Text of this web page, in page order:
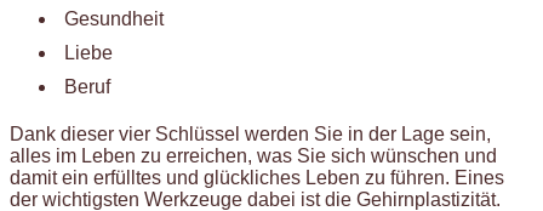
Gesundheit
Liebe
Beruf
Dank dieser vier Schlüssel werden Sie in der Lage sein,
alles im Leben zu erreichen, was Sie sich wünschen und
damit ein erfülltes und glückliches Leben zu führen. Eines
der wichtigsten Werkzeuge dabei ist die Gehirnplastizität.